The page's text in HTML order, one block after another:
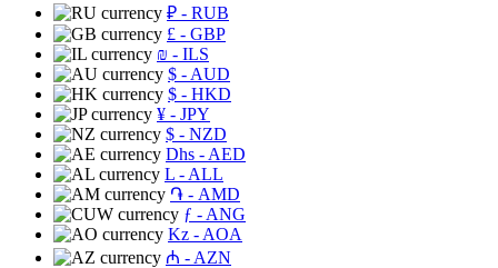
₽ - RUB
£ - GBP
₪ - ILS
$ - AUD
$ - HKD
¥ - JPY
$ - NZD
Dhs - AED
L - ALL
֏ - AMD
ƒ - ANG
Kz - AOA
₼ - AZN